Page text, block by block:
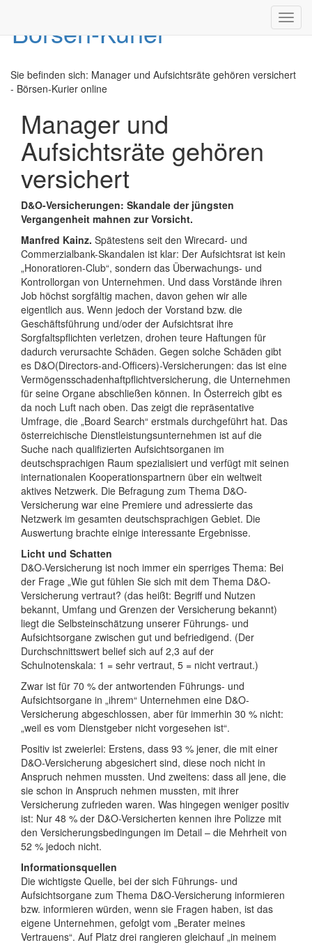
Sie befinden sich: Manager und Aufsichtsräte gehören versichert
- Börsen-Kurier online
Manager und
Aufsichtsräte gehören
versichert
D&O-Versicherungen: Skandale der jüngsten
Vergangenheit mahnen zur Vorsicht.
Manfred Kainz. Spätestens seit den Wirecard- und
Commerzialbank-Skandalen ist klar: Der Aufsichtsrat ist kein
„Honoratioren-Club“, sondern das Überwachungs- und
Kontrollorgan von Unternehmen. Und dass Vorstände ihren
Job höchst sorgfältig machen, davon gehen wir alle
eigentlich aus. Wenn jedoch der Vorstand bzw. die
Geschäftsführung und/oder der Aufsichtsrat ihre
Sorgfaltspflichten verletzen, drohen teure Haftungen für
dadurch verursachte Schäden. Gegen solche Schäden gibt
es D&O(Directors-and-Officers)-Versicherungen: das ist eine
Vermögensschadenhaftpflichtversicherung, die Unternehmen
für seine Organe abschließen können. In Österreich gibt es
da noch Luft nach oben. Das zeigt die repräsentative
Umfrage, die „Board Search“ erstmals durchgeführt hat. Das
österreichische Dienstleistungsunternehmen ist auf die
Suche nach qualifizierten Aufsichtsorganen im
deutschsprachigen Raum spezialisiert und verfügt mit seinen
internationalen Kooperationspartnern über ein weltweit
aktives Netzwerk. Die Befragung zum Thema D&O-
Versicherung war eine Premiere und adressierte das
Netzwerk im gesamten deutschsprachigen Gebiet. Die
Auswertung brachte einige interessante Ergebnisse.
Licht und Schatten
D&O-Versicherung ist noch immer ein sperriges Thema: Bei
der Frage „Wie gut fühlen Sie sich mit dem Thema D&O-
Versicherung vertraut? (das heißt: Begriff und Nutzen
bekannt, Umfang und Grenzen der Versicherung bekannt)
liegt die Selbsteinschätzung unserer Führungs- und
Aufsichtsorgane zwischen gut und befriedigend. (Der
Durchschnittswert belief sich auf 2,3 auf der
Schulnotenskala: 1 = sehr vertraut, 5 = nicht vertraut.)
Zwar ist für 70 % der antwortenden Führungs- und
Aufsichtsorgane in „ihrem“ Unternehmen eine D&O-
Versicherung abgeschlossen, aber für immerhin 30 % nicht:
„weil es vom Dienstgeber nicht vorgesehen ist“.
Positiv ist zweierlei: Erstens, dass 93 % jener, die mit einer
D&O-Versicherung abgesichert sind, diese noch nicht in
Anspruch nehmen mussten. Und zweitens: dass all jene, die
sie schon in Anspruch nehmen mussten, mit ihrer
Versicherung zufrieden waren. Was hingegen weniger positiv
ist: Nur 48 % der D&O-Versicherten kennen ihre Polizze mit
den Versicherungsbedingungen im Detail – die Mehrheit von
52 % jedoch nicht.
Informationsquellen
Die wichtigste Quelle, bei der sich Führungs- und
Aufsichtsorgane zum Thema D&O-Versicherung informieren
bzw. informieren würden, wenn sie Fragen haben, ist das
eigene Unternehmen, gefolgt vom „Berater meines
Vertrauens“. Auf Platz drei rangieren gleichauf „in meinem